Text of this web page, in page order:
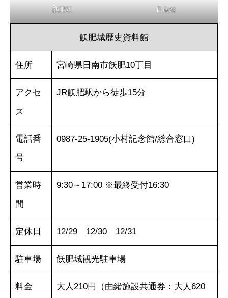
飫肥駅 日南線
飫肥城歴史資料館
住所 宮崎県日南市飫肥10丁目
アクセ
ス
JR飫肥駅から徒歩15分
電話番
号
0987-25-1905(小村記念館/総合窓口)
営業時
間
9:30～17:00 ※最終受付16:30
定休日 12/29 12/30 12/31
駐車場 飫肥城観光駐車場
料金 大人210円（由緒施設共通券：大人620